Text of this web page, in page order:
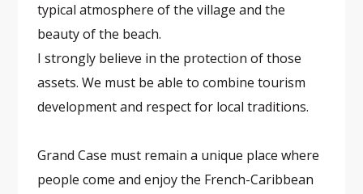
typical atmosphere of the village and the
beauty of the beach.
I strongly believe in the protection of those
assets. We must be able to combine tourism
development and respect for local traditions.
Grand Case must remain a unique place where
people come and enjoy the French-Caribbean